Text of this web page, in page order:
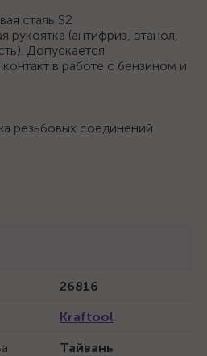
сталь S2
рукоятка (антифриз, этанол,
Допускается
в работе с бензином и
резьбовых соединений
26816
Kraftool
Тайвань